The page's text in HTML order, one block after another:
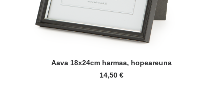
LISÄÄ OSTOSKORIIN
Aava 18x24cm harmaa, hopeareuna
14,50 €